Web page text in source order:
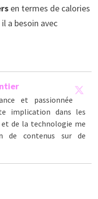
en termes de calories
a besoin avec
et passionnée
implication dans les
de la technologie me
de contenus sur de